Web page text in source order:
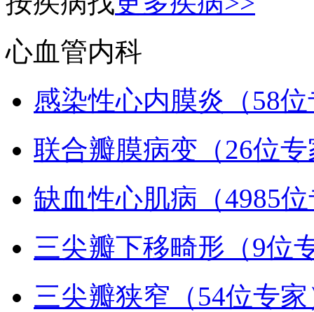
心血管内科
感染性心内膜炎（58
联合瓣膜病变（26位
缺血性心肌病（4985
三尖瓣下移畸形（9位
三尖瓣狭窄（54位专